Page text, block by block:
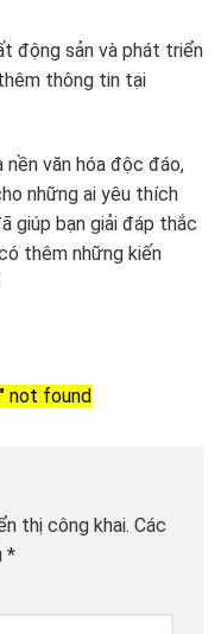
động sản và phát triển
thông tin tại
nền văn hóa độc đáo,
những ai yêu thích
giúp bạn giải đáp thắc
thêm những kiến
not found
thị công khai. Các
*